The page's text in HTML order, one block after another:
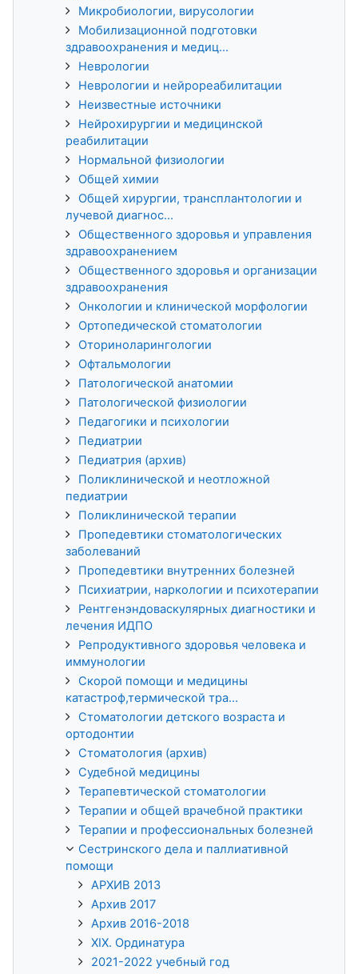
Микробиологии, вирусологии
Мобилизационной подготовки
здравоохранения и медиц...
Неврологии
Неврологии и нейрореабилитации
Неизвестные источники
Нейрохирургии и медицинской
реабилитации
Нормальной физиологии
Общей химии
Общей хирургии, трансплантологии и
лучевой диагнос...
Общественного здоровья и управления
здравоохранением
Общественного здоровья и организации
здравоохранения
Онкологии и клинической морфологии
Ортопедической стоматологии
Оториноларингологии
Офтальмологии
Патологической анатомии
Патологической физиологии
Педагогики и психологии
Педиатрии
Педиатрия (архив)
Поликлинической и неотложной
педиатрии
Поликлинической терапии
Пропедевтики стоматологических
заболеваний
Пропедевтики внутренних болезней
Психиатрии, наркологии и психотерапии
Рентгенэндоваскулярных диагностики и
лечения ИДПО
Репродуктивного здоровья человека и
иммунологии
Скорой помощи и медицины
катастроф,термической тра...
Стоматологии детского возраста и
ортодонтии
Стоматология (архив)
Судебной медицины
Терапевтической стоматологии
Терапии и общей врачебной практики
Терапии и профессиональных болезней
Сестринского дела и паллиативной
помощи
АРХИВ 2013
Архив 2017
Архив 2016-2018
XIX. Ординатура
2021-2022 учебный год